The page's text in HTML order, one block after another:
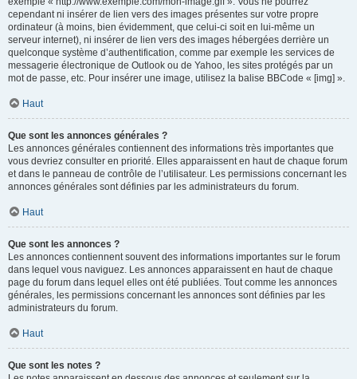
cependant ni insérer de lien vers des images présentes sur votre propre
ordinateur (à moins, bien évidemment, que celui-ci soit en lui-même un
serveur internet), ni insérer de lien vers des images hébergées derrière un
quelconque système d’authentification, comme par exemple les services de
messagerie électronique de Outlook ou de Yahoo, les sites protégés par un
mot de passe, etc. Pour insérer une image, utilisez la balise BBCode « [img] ».
Haut
Que sont les annonces générales ?
Les annonces générales contiennent des informations très importantes que
vous devriez consulter en priorité. Elles apparaissent en haut de chaque forum
et dans le panneau de contrôle de l’utilisateur. Les permissions concernant les
annonces générales sont définies par les administrateurs du forum.
Haut
Que sont les annonces ?
Les annonces contiennent souvent des informations importantes sur le forum
dans lequel vous naviguez. Les annonces apparaissent en haut de chaque
page du forum dans lequel elles ont été publiées. Tout comme les annonces
générales, les permissions concernant les annonces sont définies par les
administrateurs du forum.
Haut
Que sont les notes ?